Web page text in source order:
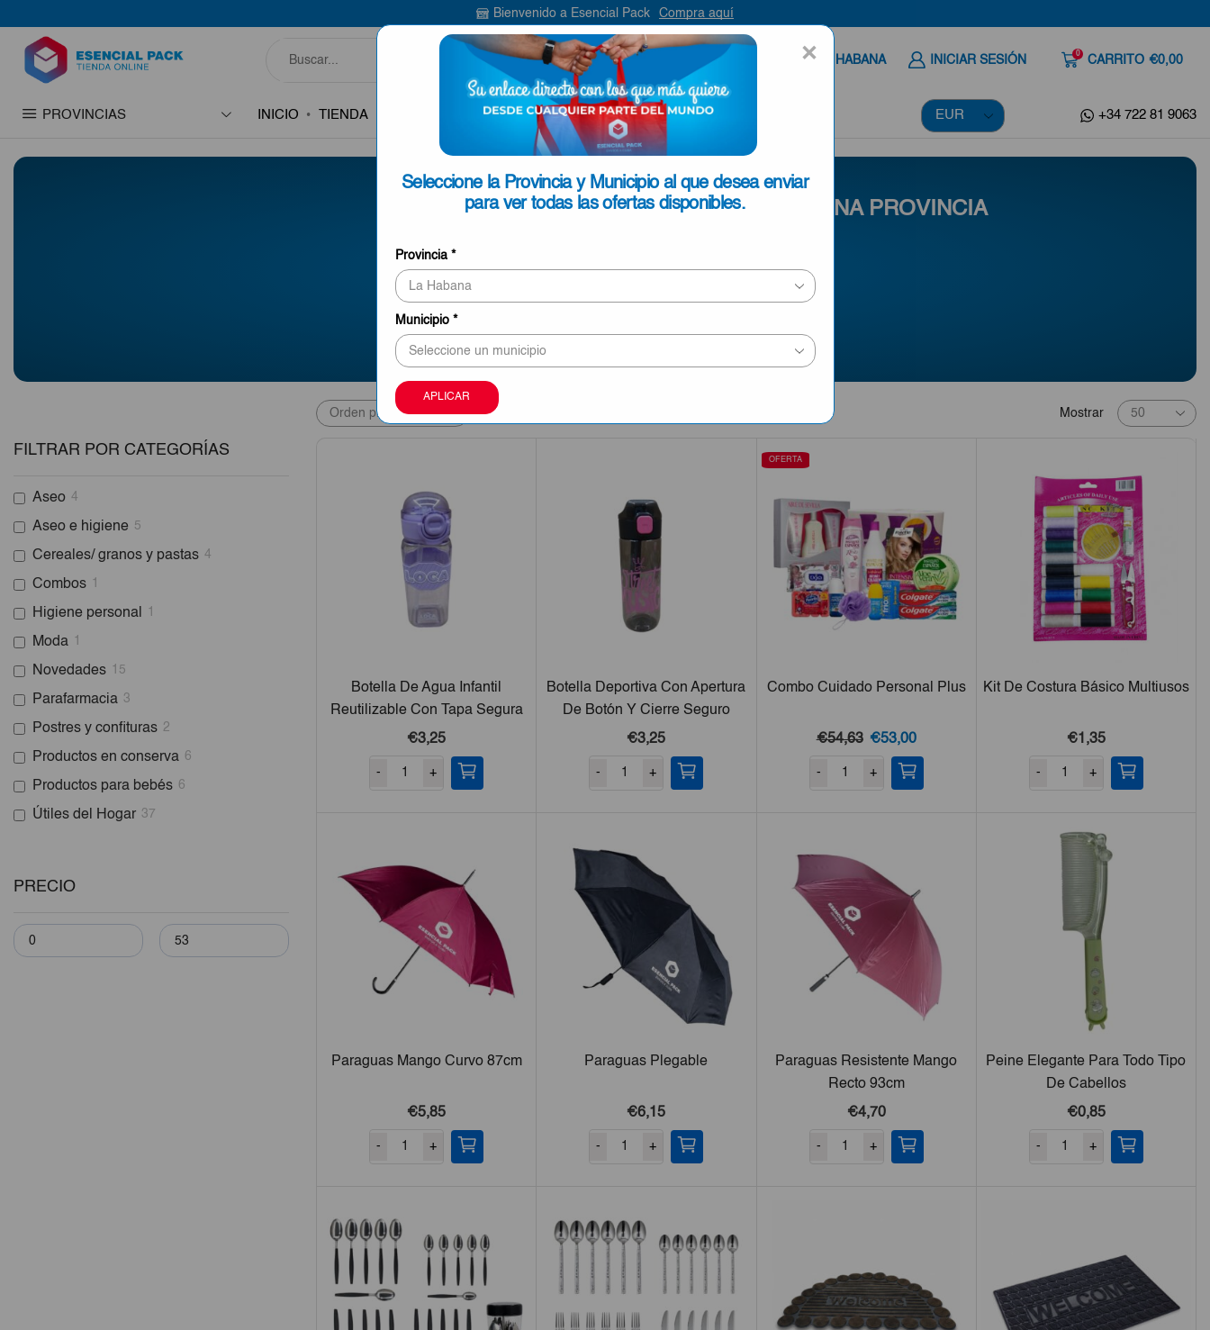
×
Seleccione la Provincia y Municipio al que desea enviar
para ver todas las ofertas disponibles.
Provincia *
Municipio *
APLICAR
Bienvenido a Esencial Pack Compra aquí
SEARCH
INPUT
ENVIAR A LA HABANA INICIAR SESIÓN 0 CARRITO €0,00
PROVINCIAS INICIO TIENDA +34 722 81 9063
SELECCIONE UNA PROVINCIA
Información sobre envíos y tiempos de entrega
Mostrar
Products
per
Botella De Agua Infantil
Reutilizable Con Tapa Segura
Antiderrame
€3,25
- +
Botella Deportiva Con Apertura
De Botón Y Cierre Seguro
€3,25
- +
OFERTA
Combo Cuidado Personal Plus
€54,63 El
precio
original
€53,00El
precio
- +
Kit De Costura Básico Multiusos
€1,35
- +
Paraguas Mango Curvo 87cm
€5,85
- +
Paraguas Plegable
€6,15
- +
Paraguas Resistente Mango
Recto 93cm
€4,70
- +
Peine Elegante Para Todo Tipo
De Cabellos
€0,85
- +
FILTRAR POR CATEGORÍAS
Aseo 4
Aseo e higiene 5
Cereales/ granos y pastas 4
Combos 1
Higiene personal 1
Moda 1
Novedades 15
Parafarmacia 3
Postres y confituras 2
Productos en conserva 6
Productos para bebés 6
Útiles del Hogar 37
PRECIO